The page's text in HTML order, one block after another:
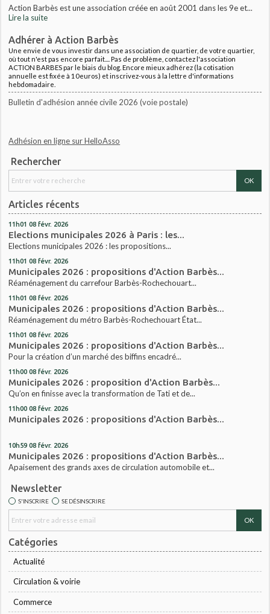
Action Barbès est une association créée en août 2001 dans les 9e et...
Lire la suite
Adhérer à Action Barbès
Une envie de vous investir dans une association de quartier, de votre quartier,
où tout n'est pas encore parfait.... Pas de problème, contactez l'association
ACTION BARBES par le biais du blog. Encore mieux adhérez (la cotisation
annuelle est fixée à 10euros) et inscrivez-vous à la lettre d'informations
hebdomadaire.
Bulletin d'adhésion année civile 2026 (voie postale)
Adhésion en ligne sur HelloAsso
Rechercher
Articles récents
11h01 08 févr. 2026
Elections municipales 2026 à Paris : les...
Elections municipales 2026 : les propositions...
11h01 08 févr. 2026
Municipales 2026 : propositions d'Action Barbès...
Réaménagement du carrefour Barbès-Rochechouart...
11h01 08 févr. 2026
Municipales 2026 : propositions d'Action Barbès...
Réaménagement du métro Barbès-Rochechouart État...
11h01 08 févr. 2026
Municipales 2026 : propositions d'Action Barbès...
Pour la création d’un marché des biffins encadré...
11h00 08 févr. 2026
Municipales 2026 : proposition d'Action Barbès...
Qu’on en finisse avec la transformation de Tati et de...
11h00 08 févr. 2026
Municipales 2026 : propositions d'Action Barbès...
10h59 08 févr. 2026
Municipales 2026 : propositions d'Action Barbès...
Apaisement des grands axes de circulation automobile et...
Newsletter
S'INSCRIRE SE DÉSINSCRIRE
Catégories
Actualité
Circulation & voirie
Commerce